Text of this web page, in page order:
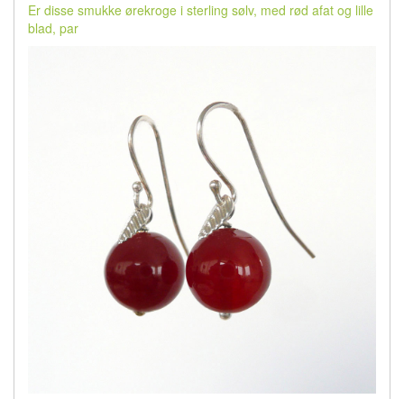
Er disse smukke ørekroge i sterling sølv, med rød afat og lille
blad, par